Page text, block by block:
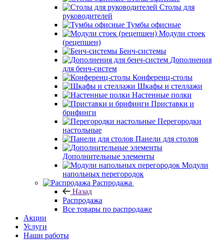
Столы для
руководителей
Тумбы офисные
Модули стоек
(рецепшен)
Бенч-системы
Дополнения
для бенч-систем
Конференц-столы
Шкафы и стеллажи
Настенные полки
Приставки и
брифинги
Перегородки
настольные
Панели для столов
Дополнительные элементы
Модули
напольных перегородок
Распродажа
Назад
Распродажа
Все товары по распродаже
Акции
Услуги
Наши работы